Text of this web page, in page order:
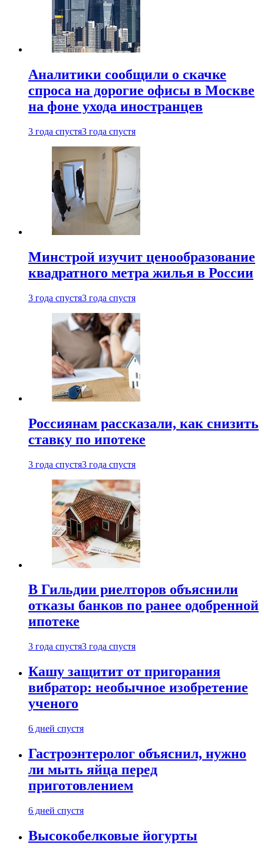
Аналитики сообщили о скачке
спроса на дорогие офисы в Москве
на фоне ухода иностранцев
3 года спустя3 года спустя
Минстрой изучит ценообразование
квадратного метра жилья в России
3 года спустя3 года спустя
Россиянам рассказали, как снизить
ставку по ипотеке
3 года спустя3 года спустя
В Гильдии риелторов объяснили
отказы банков по ранее одобренной
ипотеке
3 года спустя3 года спустя
Кашу защитит от пригорания
вибратор: необычное изобретение
ученого
6 дней спустя
Гастроэнтеролог объяснил, нужно
ли мыть яйца перед
приготовлением
6 дней спустя
Высокобелковые йогурты